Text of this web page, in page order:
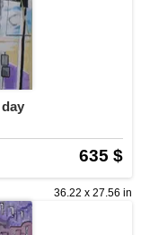
635 $
36.22 x 27.56 in